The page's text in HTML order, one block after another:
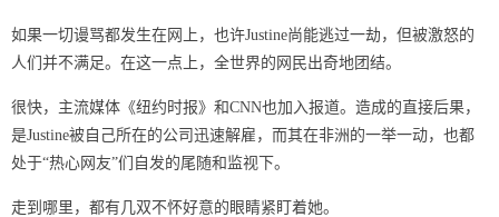
如果一切谩骂都发生在网上，也许Justine尚能逃过一劫，但被激怒的
人们并不满足。在这一点上，全世界的网民出奇地团结。
很快，主流媒体《纽约时报》和CNN也加入报道。造成的直接后果，
是Justine被自己所在的公司迅速解雇，而其在非洲的一举一动，也都
处于“热心网友”们自发的尾随和监视下。
走到哪里，都有几双不怀好意的眼睛紧盯着她。